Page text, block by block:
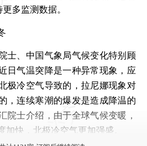
多监测数据。
、中国气象局气候变化特别顾
日气温突降是一种异常现象，应
极冷空气导致的，拉尼娜现象对
，连续寒潮的爆发是造成降温的
院士介绍，由于全球气候变暖，
加快，北极冷空气更加强盛。